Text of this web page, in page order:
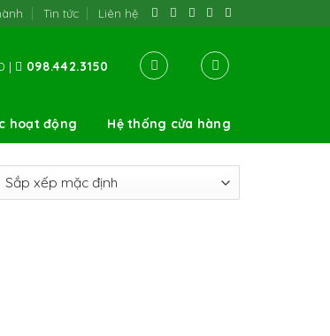
Tin tức Liên hệ
| 098.442.3150
hoạt động Hệ thống cửa hàng